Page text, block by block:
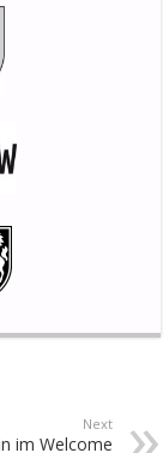
Next
im Welcome